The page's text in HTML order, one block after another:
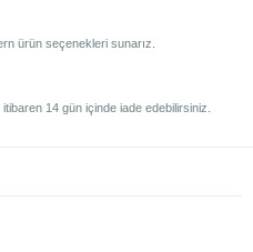
ürün seçenekleri sunarız.
14 gün içinde iade edebilirsiniz.